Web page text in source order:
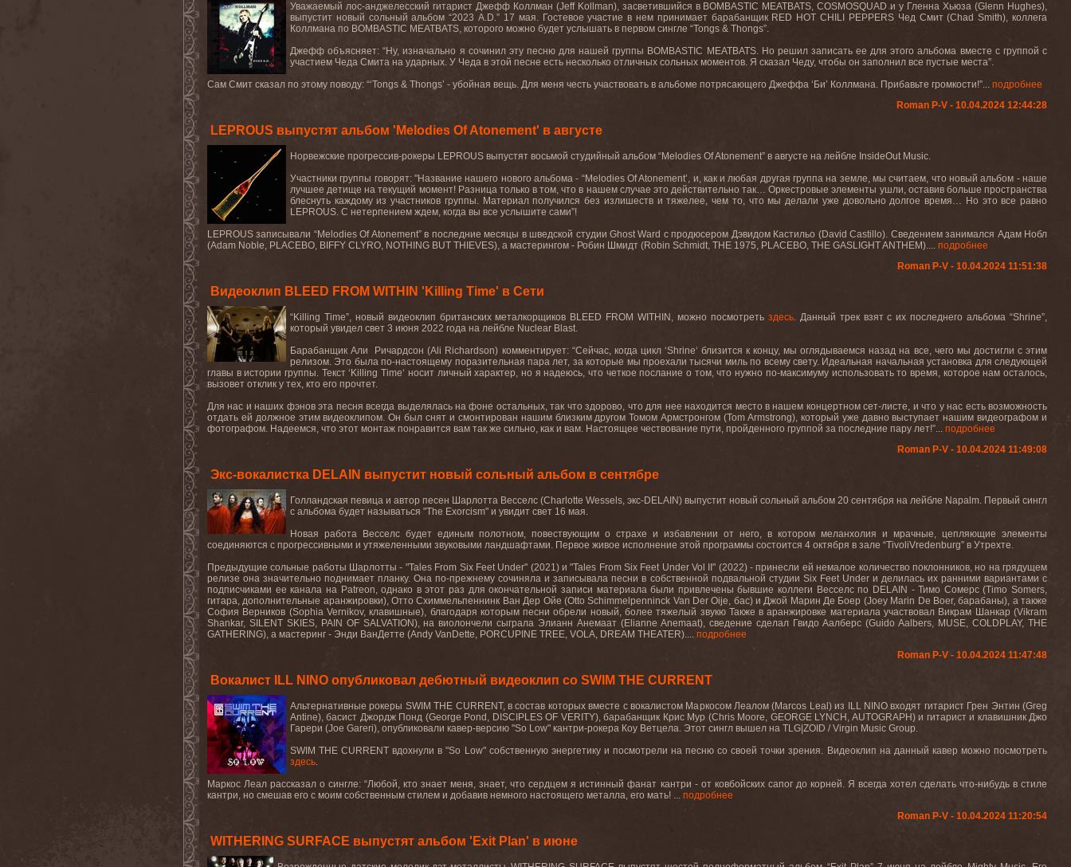
Уважаемый лос-анджелесский гитарист Джефф Коллман (Jeff Kollman), засветившийся в BOMBASTIC MEATBATS, COSMOSQUAD и у Гленна Хьюза (Glenn Hughes),
выпустит новый сольный альбом “2023 A.D.” 17 мая. Гостевое участие в нем принимает барабанщик RED HOT CHILI PEPPERS Чед Смит (Chad Smith), коллега
Коллмана по BOMBASTIC MEATBATS, которого можно будет услышать в первом сингле “Tongs & Thongs”.
Джефф объясняет: “Ну, изначально я сочинил эту песню для нашей группы BOMBASTIC MEATBATS. Но решил записать ее для этого альбома вместе с группой с
участием Чеда Смита на ударных. У Чеда в этой песне есть несколько отличных сольных моментов. Я сказал Чеду, чтобы он заполнил все пустые места”.
Сам Смит сказал по этому поводу: “‘Tongs & Thongs’ - убойная вещь. Для меня честь участвовать в альбоме потрясающего Джеффа ‘Би’ Коллмана. Прибавьте громкости!”... подробнее
Roman P-V - 10.04.2024 12:44:28
LEPROUS выпустят альбом 'Melodies Of Atonement' в августе
Норвежские прогрессив-рокеры LEPROUS выпустят восьмой студийный альбом “Melodies Of Atonement” в августе на лейбле InsideOut Music.
Участники группы говорят: "Название нашего нового альбома - “Melodies Of Atonement’, и, как и любая другая группа на земле, мы считаем, что новый альбом - наше
лучшее детище на текущий момент! Разница только в том, что в нашем случае это действительно так… Оркестровые элементы ушли, оставив больше пространства
блеснуть каждому из участников группы. Материал получился без излишеств и тяжелее, чем то, что мы делали уже довольно долгое время… Но это все равно
LEPROUS. С нетерпением ждем, когда вы все услышите сами”!
LEPROUS записывали “Melodies Of Atonement” в последние месяцы в шведской студии Ghost Ward с продюсером Дэвидом Кастильо (David Castillo). Сведением занимался Адам Нобл
(Adam Noble, PLACEBO, BIFFY CLYRO, NOTHING BUT THIEVES), а мастерингом - Робин Шмидт (Robin Schmidt, THE 1975, PLACEBO, THE GASLIGHT ANTHEM).... подробнее
Roman P-V - 10.04.2024 11:51:38
Видеоклип BLEED FROM WITHIN 'Killing Time' в Сети
“Killing Time”, новый видеоклип британских металкорщиков BLEED FROM WITHIN, можно посмотреть здесь. Данный трек взят с их последнего альбома “Shrine”,
который увидел свет 3 июня 2022 года на лейбле Nuclear Blast.
Барабанщик Али Ричардсон (Ali Richardson) комментирует: “Сейчас, когда цикл ‘Shrine‘ близится к концу, мы оглядываемся назад на все, чего мы достигли с этим
релизом. Это была по-настоящему поразительная пара лет, за которые мы проехали тысячи миль по всему свету. Идеальная начальная установка для следующей
главы в истории группы. Текст ‘Killing Time‘ носит личный характер, но я надеюсь, что четкое послание о том, что нужно по-максимуму использовать то время, которое нам осталось,
вызовет отклик у тех, кто его прочтет.
Для нас и наших фэнов эта песня всегда выделялась на фоне остальных, так что здорово, что для нее находится место в нашем концертном сет-листе, и что у нас есть возможность
отдать ей должное этим видеоклипом. Он был снят и смонтирован нашим близким другом Томом Армстронгом (Tom Armstrong), который уже давно выступает нашим видеографом и
фотографом. Надеемся, что этот монтаж понравится вам так же сильно, как и вам. Настоящее чествование пути, пройденного группой за последние пару лет!”... подробнее
Roman P-V - 10.04.2024 11:49:08
Экс-вокалистка DELAIN выпустит новый сольный альбом в сентябре
Голландская певица и автор песен Шарлотта Весселс (Charlotte Wessels, экс-DELAIN) выпустит новый сольный альбом 20 сентября на лейбле Napalm. Первый сингл
с альбома будет называться "The Exorcism" и увидит свет 16 мая.
Новая работа Весселс будет единым полотном, повествующим о страхе и избавлении от него, в котором меланхолия и мрачные, цепляющие элементы
соединяются с прогрессивными и утяжеленными звуковыми ландшафтами. Первое живое исполнение этой программы состоится 4 октября в зале “TivoliVredenburg” в Утрехте.
Предыдущие сольные работы Шарлотты - "Tales From Six Feet Under" (2021) и "Tales From Six Feet Under Vol II" (2022) - принесли ей немалое количество поклонников, но на грядущем
релизе она значительно поднимает планку. Она по-прежнему сочиняла и записывала песни в собственной подвальной студии Six Feet Under и делилась их ранними вариантами с
подписчиками ее канала на Patreon, однако в этот раз для окончательной записи материала были привлечены бывшие коллеги Весселс по DELAIN - Тимо Сомерс (Timo Somers,
гитара, дополнительные аранжировки), Отто Схиммельпеннинк Ван Дер Ойе (Otto Schimmelpenninck Van Der Oije, бас) и Джой Марин Де Боер (Joey Marin De Boer, барабаны), а также
София Верников (Sophia Vernikov, клавишные), благодаря которым песни обрели новый, более тяжелый звукю Также в аранжировке материала участвовал Викрам Шанкар (Vikram
Shankar, SILENT SKIES, PAIN OF SALVATION), на виолончели сыграла Элианн Анемаат (Elianne Anemaat), сведение сделал Гвидо Аалберс (Guido Aalbers, MUSE, COLDPLAY, THE
GATHERING), а мастеринг - Энди ВанДетте (Andy VanDette, PORCUPINE TREE, VOLA, DREAM THEATER).... подробнее
Roman P-V - 10.04.2024 11:47:48
Вокалист ILL NINO опубликовал дебютный видеоклип со SWIM THE CURRENT
Альтернативные рокеры SWIM THE CURRENT, в состав которых вместе с вокалистом Маркосом Леалом (Marcos Leal) из ILL NINO входят гитарист Грен Энтин (Greg
Antine), басист Джордж Понд (George Pond, DISCIPLES OF VERITY), барабанщик Крис Мур (Chris Moore, GEORGE LYNCH, AUTOGRAPH) и гитарист и клавишник Джо
Гарери (Joe Gareri), опубликовали кавер-версию "So Low" кантри-рокера Коу Ветцела. Этот сингл вышел на TLG|ZOID / Virgin Music Group.
SWIM THE CURRENT вдохнули в "So Low" собственную энергетику и посмотрели на песню со своей точки зрения. Видеоклип на данный кавер можно посмотреть
здесь.
Маркос Леал рассказал о сингле: “Любой, кто знает меня, знает, что сердцем я истинный фанат кантри - от ковбойских сапог до корней. Я всегда хотел сделать что-нибудь в стиле
кантри, но смешав его с моим собственным стилем и добавив немного настоящего металла, его мать! ... подробнее
Roman P-V - 10.04.2024 11:20:54
WITHERING SURFACE выпустят альбом 'Exit Plan' в июне